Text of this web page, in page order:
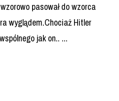
pasował do wzorca
wyglądem.Chociaż Hitler
jak on.. ...